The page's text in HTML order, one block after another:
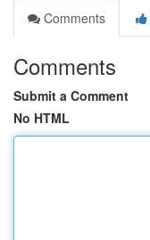
Comments
Comments
Submit a Comment
No HTML